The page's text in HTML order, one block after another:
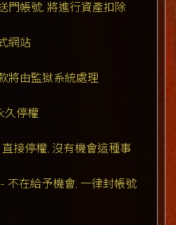
門帳號, 將進行資產扣除
網站
將由監獄系統處理
久停權
接停權, 沒有機會這種事
不在給予機會, 一律封帳號